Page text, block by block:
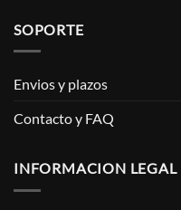
SOPORTE
Envios y plazos
Contacto y FAQ
INFORMACION LEGAL